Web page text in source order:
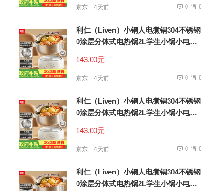
京东 4天前 0 0
利仁（Liven）小钢人电煮锅304不锈钢
0涂层分体式电热锅2L学生小锅小电锅
143.00元
京东 4天前 0 0
利仁（Liven）小钢人电煮锅304不锈钢
0涂层分体式电热锅2L学生小锅小电锅
143.00元
京东 4天前 0 0
利仁（Liven）小钢人电煮锅304不锈钢
0涂层分体式电热锅2L学生小锅小电锅